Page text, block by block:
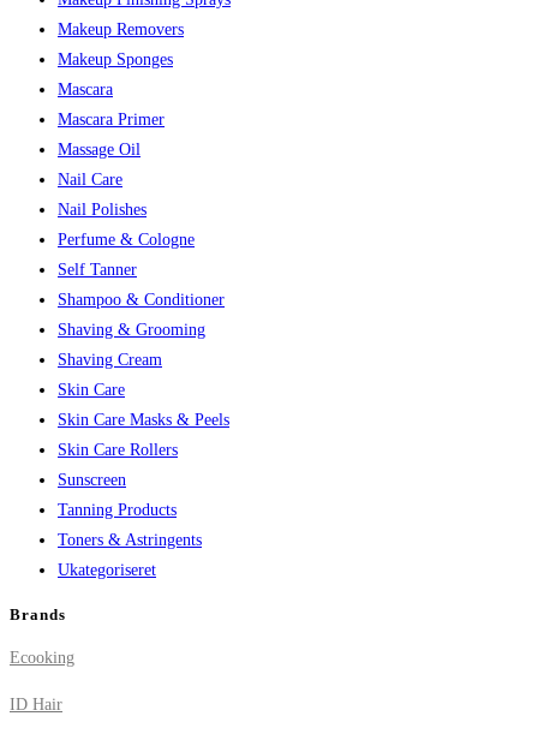
Makeup Removers
Makeup Sponges
Mascara
Mascara Primer
Massage Oil
Nail Care
Nail Polishes
Perfume & Cologne
Self Tanner
Shampoo & Conditioner
Shaving & Grooming
Shaving Cream
Skin Care
Skin Care Masks & Peels
Skin Care Rollers
Sunscreen
Tanning Products
Toners & Astringents
Ukategoriseret
Brands
Ecooking
ID Hair